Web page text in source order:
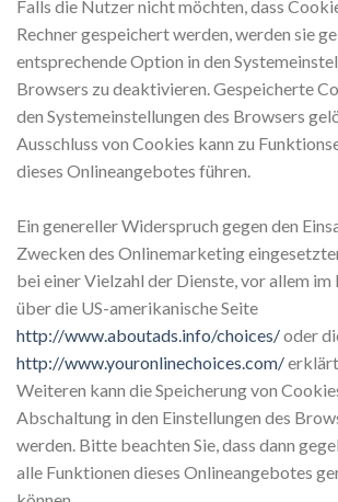
Falls die Nutzer nicht möchten, dass
Rechner gespeichert werden, werden sie
entsprechende Option in den
Browsers zu deaktivieren. Gespeicherte
den Systemeinstellungen des Browsers
Ausschluss von Cookies kann zu
dieses Onlineangebotes führen.
Ein genereller Widerspruch gegen den
Zwecken des Onlinemarketing
bei einer Vielzahl der Dienste, vor allem im
über die US-amerikanische Seite
http://www.aboutads.info/choices/oder
http://www.youronlinechoices.com/
Weiteren kann die Speicherung von
Abschaltung in den Einstellungen des
werden. Bitte beachten Sie, dass dann
alle Funktionen dieses Onlineangebotes